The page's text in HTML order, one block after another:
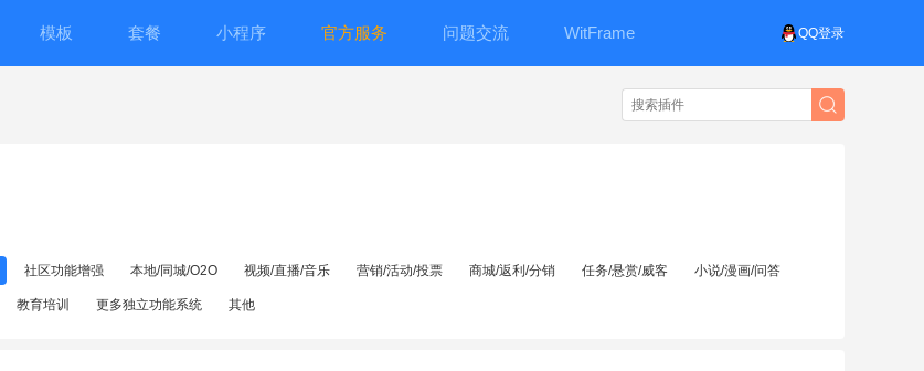
QQ登录
模板 套餐 小程序 官方服务 问题交流 WitFrame
社区功能增强 本地/同城/O2O 视频/直播/音乐 营销/活动/投票 商城/返利/分销 任务/悬赏/威客 小说/漫画/问答
教育培训 更多独立功能系统 其他